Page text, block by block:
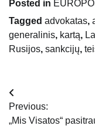
Posted in
Tagged advokatas,
generalinis, kartą,
Rusijos, sankcijų,
Navigacija
tarp
Previous:
„Mis Visatos“